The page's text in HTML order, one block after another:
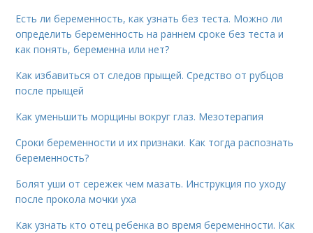
Есть ли беременность, как узнать без теста. Можно ли
определить беременность на раннем сроке без теста и
как понять, беременна или нет?
Как избавиться от следов прыщей. Средство от рубцов
после прыщей
Как уменьшить морщины вокруг глаз. Мезотерапия
Сроки беременности и их признаки. Как тогда распознать
беременность?
Болят уши от сережек чем мазать. Инструкция по уходу
после прокола мочки уха
Как узнать кто отец ребенка во время беременности. Как